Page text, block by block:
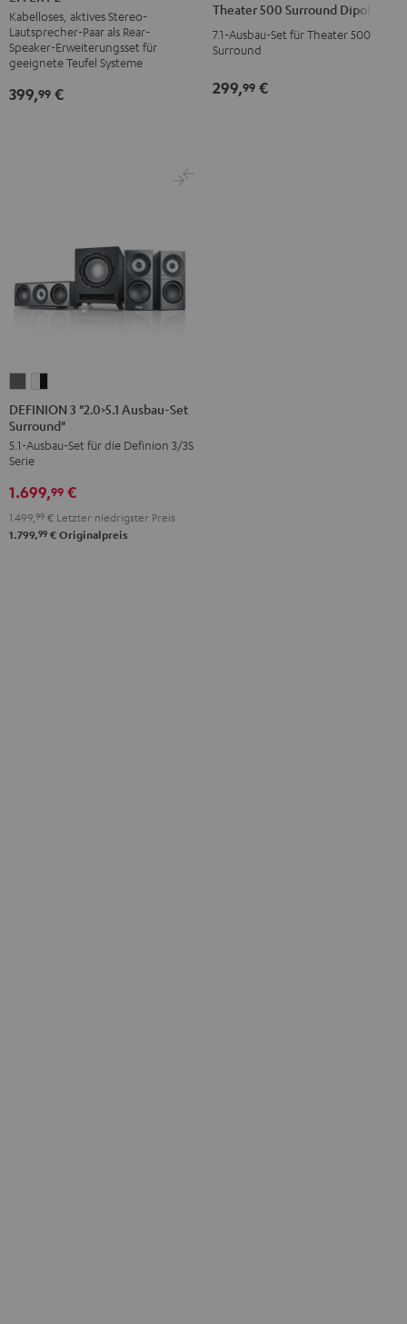
Schwarz
Weiß
Kabelloses, aktives Stereo-
Lautsprecher-Paar als Rear-
Speaker-Erweiterungsset für
geeignete Teufel Systeme
399,99 €
Surround
Dipole
Theater 500 Surround Dipole
7.1-Ausbau-Set für Theater 500
Surround
299,99 €
3
"2.0>5.1
Ausbau-
Set
Surround"
Anthrazit
3
"2.0>5.1
Ausbau-
Surround"
Weiß
/
DEFINION 3 "2.0>5.1 Ausbau-Set
Surround"
5.1-Ausbau-Set für die Definion 3/3S
Serie
1.699,99 €
1.499, 99 € Letzter niedrigster Preis
1.799,99 € Originalpreis